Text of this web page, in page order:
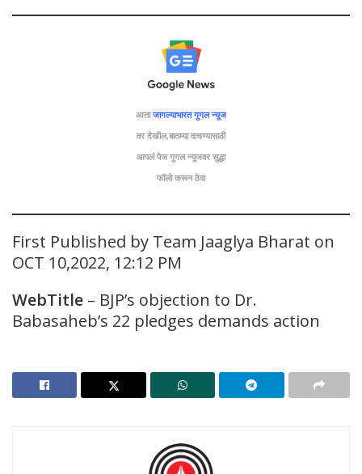
आताजागल्याभारत गुगल न्यूज
वर देखील,बातम्या वाचण्यासाठी
आपलं पेज गुगल न्यूजवर सुद्धा
फॉलोकरून ठेवा
First Published by Team Jaaglya Bharat on
OCT 10,2022, 12:12 PM
WebTitle – BJP’s objection to Dr.
Babasaheb’s 22 pledges demands action